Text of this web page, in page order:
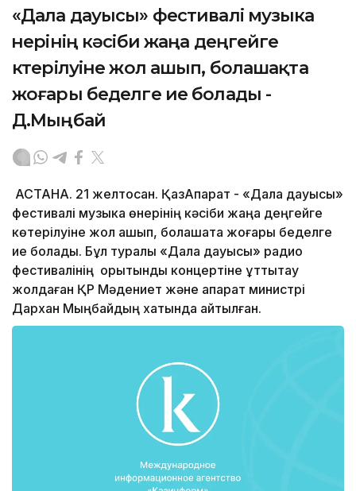
«Дала дауысы» фестивалі музыка
өнерінің кәсіби жаңа деңгейге
көтерілуіне жол ашып, болашақта
жоғары беделге ие болады -
Д.Мыңбай
АСТАНА. 21 желтоқсан. ҚазАқпарат - «Дала дауысы»
фестивалі музыка өнерінің кәсіби жаңа деңгейге
көтерілуіне жол ашып, болашақта жоғары беделге
ие болады. Бұл туралы «Дала дауысы» радио
фестивалінің қорытынды концертіне құттықтау
жолдаған ҚР Мәдениет және ақпарат министрі
Дархан Мыңбайдың хатында айтылған.